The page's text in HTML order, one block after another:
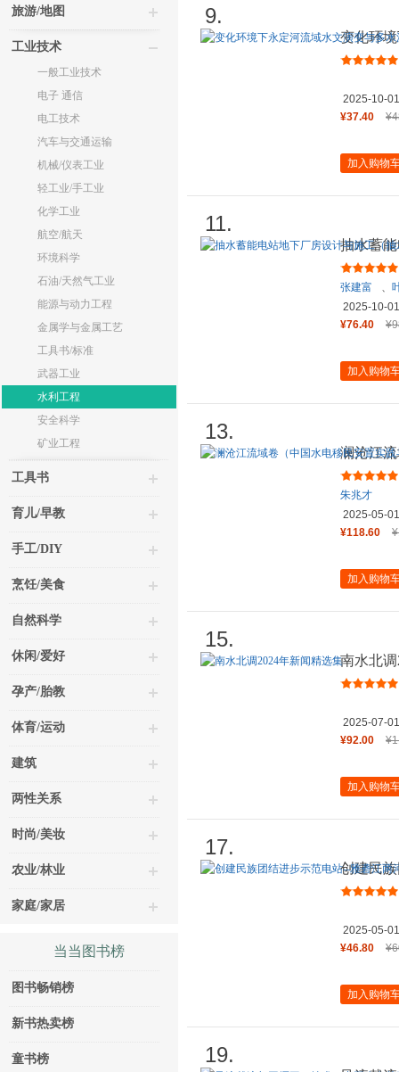
旅游/地图
工业技术
一般工业技术
电子 通信
电工技术
汽车与交通运输
机械/仪表工业
轻工业/手工业
化学工业
航空/航天
环境科学
石油/天然气工业
能源与动力工程
金属学与金属工艺
工具书/标准
武器工业
水利工程
安全科学
矿业工程
工具书
育儿/早教
手工/DIY
烹饪/美食
自然科学
休闲/爱好
孕产/胎教
体育/运动
建筑
两性关系
时尚/美妆
农业/林业
家庭/家居
当当图书榜
图书畅销榜
新书热卖榜
童书榜
9.
变化环
优化调控
2025-10-01
¥37.40
加入购物
11.
抽水蓄
蓄能电
张建富 、
2025-10-01
¥76.40
加入购物
13.
澜沧江
管理创
朱兆才
2025-05-01
¥118.60
加入购物
15.
南水北
2025-07-01
¥92.00
加入购物
17.
创建民
水电站
2025-05-01
¥46.80
加入购物
19.